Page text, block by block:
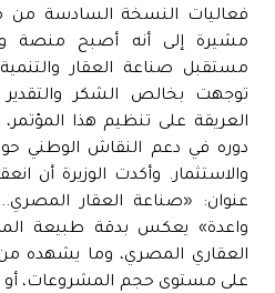
فعاليات النسخة السادسة من
مشيرة إلى أنه أصبح منصة
مستقبل صناعة العقار
توجهت بخالص الشكر
العريقة على تنظيم هذا
دوره في دعم النقاش الوطني
والاستثمار. وأكدت الوزيرة أن
عنوان: «صناعة العقار
واعدة» يعكس بدقة طبيعة
العقاري المصري، وما يشهده
على مستوى حجم المشروعات، أو